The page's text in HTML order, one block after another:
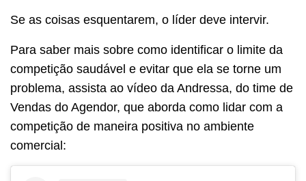
Se as coisas esquentarem, o líder deve intervir.
Para saber mais sobre como identificar o limite da
competição saudável e evitar que ela se torne um
problema, assista ao vídeo da Andressa, do time de
Vendas do Agendor, que aborda como lidar com a
competição de maneira positiva no ambiente
comercial: